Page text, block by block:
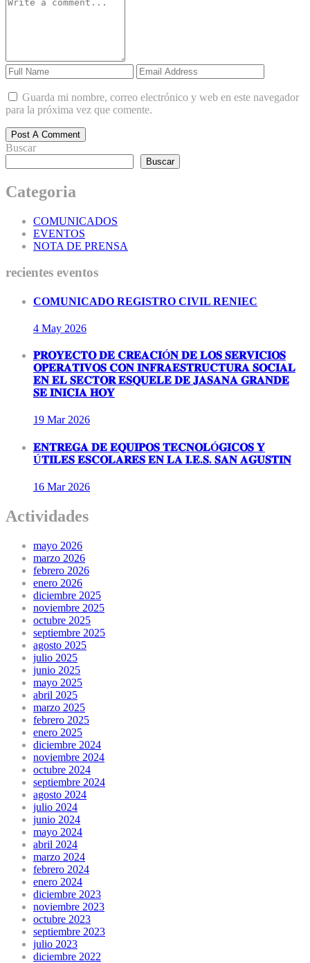
Guarda mi nombre, correo electrónico y web en este navegador
para la próxima vez que comente.
Post A Comment
Buscar
Buscar
Categoria
COMUNICADOS
EVENTOS
NOTA DE PRENSA
recientes eventos
COMUNICADO REGISTRO CIVIL RENIEC
4 May 2026
𝐏𝐑𝐎𝐘𝐄𝐂𝐓𝐎 𝐃𝐄 𝐂𝐑𝐄𝐀𝐂𝐈Ó𝐍 𝐃𝐄 𝐋𝐎𝐒 𝐒𝐄𝐑𝐕𝐈𝐂𝐈𝐎𝐒
𝐎𝐏𝐄𝐑𝐀𝐓𝐈𝐕𝐎𝐒 𝐂𝐎𝐍 𝐈𝐍𝐅𝐑𝐀𝐄𝐒𝐓𝐑𝐔𝐂𝐓𝐔𝐑𝐀 𝐒𝐎𝐂𝐈𝐀𝐋
𝐄𝐍 𝐄𝐋 𝐒𝐄𝐂𝐓𝐎𝐑 𝐄𝐒𝐐𝐔𝐄𝐋𝐄 𝐃𝐄 𝐉𝐀𝐒𝐀𝐍𝐀 𝐆𝐑𝐀𝐍𝐃𝐄
𝐒𝐄 𝐈𝐍𝐈𝐂𝐈𝐀 𝐇𝐎𝐘
19 Mar2026
𝐄𝐍𝐓𝐑𝐄𝐆𝐀 𝐃𝐄 𝐄𝐐𝐔𝐈𝐏𝐎𝐒 𝐓𝐄𝐂𝐍𝐎𝐋Ó𝐆𝐈𝐂𝐎𝐒 𝐘
Ú𝐓𝐈𝐋𝐄𝐒 𝐄𝐒𝐂𝐎𝐋𝐀𝐑𝐄𝐒 𝐄𝐍 𝐋𝐀 𝐈.𝐄.𝐒. 𝐒𝐀𝐍 𝐀𝐆𝐔𝐒𝐓𝐈𝐍
16 Mar2026
Actividades
mayo 2026
marzo 2026
febrero 2026
enero 2026
diciembre 2025
noviembre 2025
octubre 2025
septiembre 2025
agosto 2025
julio 2025
junio 2025
mayo 2025
abril 2025
marzo 2025
febrero 2025
enero 2025
diciembre 2024
noviembre 2024
octubre 2024
septiembre 2024
agosto 2024
julio 2024
junio 2024
mayo 2024
abril 2024
marzo 2024
febrero 2024
enero 2024
diciembre 2023
noviembre 2023
octubre 2023
septiembre 2023
julio 2023
diciembre 2022